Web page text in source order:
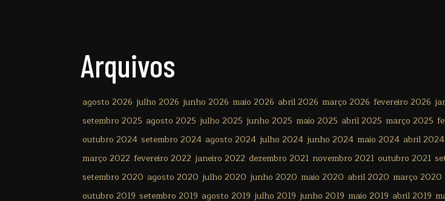
Arquivos
agosto 2026 julho 2026 junho 2026 maio 2026 abril 2026 março 2026 fevereiro 2026
setembro 2025 agosto 2025 julho 2025 junho 2025 maio 2025 abril 2025 março 2025
outubro 2024 setembro 2024 agosto 2024 julho 2024 junho 2024 maio 2024 abril 2024
março 2022 fevereiro 2022 janeiro 2022 dezembro 2021 novembro 2021 outubro 2021
setembro 2020 agosto 2020 julho 2020 junho 2020 maio 2020 abril 2020 março 2020
outubro 2019 setembro 2019 agosto 2019 julho 2019 junho 2019 maio 2019 abril 2019